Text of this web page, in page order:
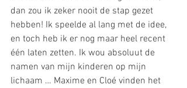
dan zou ik zeker nooit de stap gezet
hebben! Ik speelde al lang met de idee,
en toch heb ik er nog maar heel recent
één laten zetten. Ik wou absoluut de
namen van mijn kinderen op mijn
lichaam … Maxime en Cloé vinden het